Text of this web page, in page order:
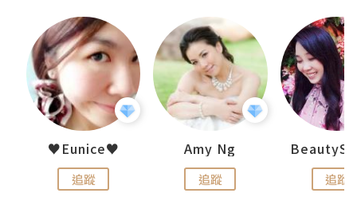
♥Eunice♥
追蹤
Amy Ng
追蹤 追蹤